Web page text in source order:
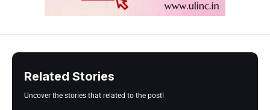
Related Stories
Uncover the stories that related to the post!